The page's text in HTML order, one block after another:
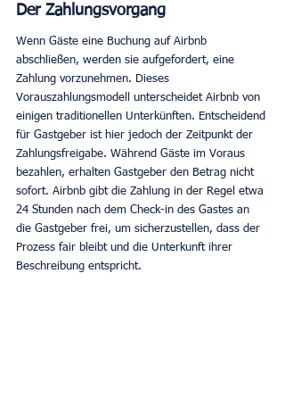
Der Zahlungsvorgang
Wenn Gäste eine Buchung auf Airbnb
abschließen, werden sie aufgefordert, eine
Zahlung vorzunehmen. Dieses
Vorauszahlungsmodell unterscheidet Airbnb von
einigen traditionellen Unterkünften. Entscheidend
für Gastgeber ist hier jedoch der Zeitpunkt der
Zahlungsfreigabe. Während Gäste im Voraus
bezahlen, erhalten Gastgeber den Betrag nicht
sofort. Airbnb gibt die Zahlung in der Regel etwa
24 Stunden nach dem Check-in des Gastes an
die Gastgeber frei, um sicherzustellen, dass der
Prozess fair bleibt und die Unterkunft ihrer
Beschreibung entspricht.